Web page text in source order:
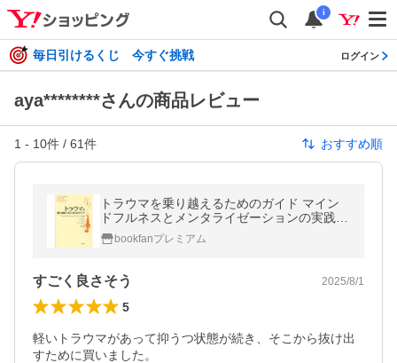
i
毎日引けるくじ 今すぐ挑戦 ログイン
aya********さんの商品レビュー
1 - 10件 / 61件 おすすめ順
トラウマを乗り越えるためのガイド マイン
ドフルネスとメンタライゼーションの実践/
リサ・ルイス/ケイ・ケリー/ジョン・G・ア
レンbookfanプレミアム
すごく良さそう 2025/8/1
5
軽いトラウマがあって抑うつ状態が続き、そこから抜け出
すために買いました。